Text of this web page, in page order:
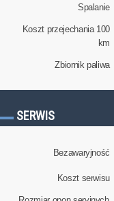
Spalanie
Koszt przejechania 100
km
Zbiornik paliwa
SERWIS
Bezawaryjność
Koszt serwisu